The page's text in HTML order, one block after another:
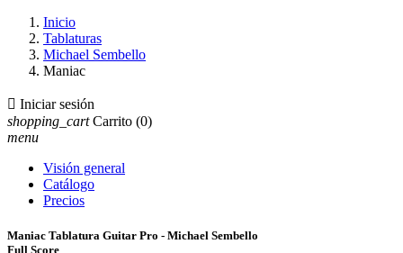
Inicio
Tablaturas
Michael Sembello
Maniac
 Iniciar sesión
shopping_cart Carrito (0)
menu
Visión general
Catálogo
Precios
Maniac Tablatura Guitar Pro - Michael Sembello
Full Score